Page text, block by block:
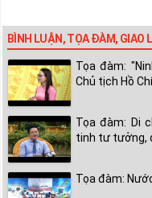
BÌNH LUẬN, TỌA ĐÀM, GIAO
Tọa đàm:
Chủ tịch Hồ
Tọa đàm: Di
tinh tư tưởng,
Tọa đàm: